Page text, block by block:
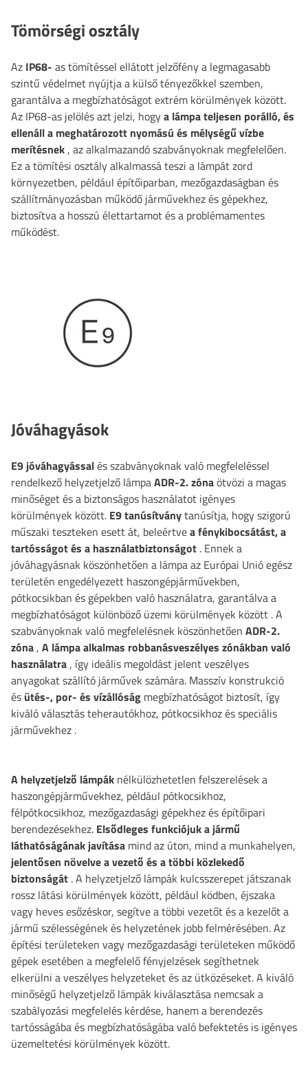
Tömörségi osztály
Az IP68- as tömítéssel ellátott jelzőfény a legmagasabb
szintű védelmet nyújtja a külső tényezőkkel szemben,
garantálva a megbízhatóságot extrém körülmények között.
Az IP68-as jelölés azt jelzi, hogya lámpa teljesen porálló, és
ellenáll a meghatározott nyomású és mélységű vízbe
merítésnek, az alkalmazandó szabványoknak megfelelően.
Ez a tömítési osztály alkalmassá teszi a lámpát zord
környezetben, például építőiparban, mezőgazdaságban és
szállítmányozásban működő járművekhez és gépekhez,
biztosítva a hosszú élettartamot és a problémamentes
működést.
Jóváhagyások
E9 jóváhagyássalés szabványoknak való megfeleléssel
rendelkező helyzetjelző lámpaADR-2. zónaötvözi a magas
minőséget és a biztonságos használatot igényes
körülmények között. E9 tanúsítványtanúsítja, hogy szigorú
műszaki teszteken esett át, beleértvea fénykibocsátást, a
tartósságot és a használatbiztonságot . Ennek a
jóváhagyásnak köszönhetően a lámpa az Európai Unió egész
területén engedélyezett haszongépjárművekben,
pótkocsikban és gépekben való használatra, garantálva a
megbízhatóságot különböző üzemi körülmények között . A
szabványoknak való megfelelésnek köszönhetően ADR-2.
zóna, A lámpa alkalmas robbanásveszélyes zónákban való
használatra, így ideális megoldást jelent veszélyes
anyagokat szállító járművek számára. Masszív konstrukció
és ütés-, por- és vízállóság megbízhatóságot biztosít, így
kiváló választás teherautókhoz, pótkocsikhoz és speciális
járművekhez .
A helyzetjelző lámpák nélkülözhetetlen felszerelések a
haszongépjárművekhez, például pótkocsikhoz,
félpótkocsikhoz, mezőgazdasági gépekhez és építőipari
berendezésekhez. Elsődleges funkciójuk a jármű
láthatóságának javítása mind az úton, mind a munkahelyen,
jelentősen növelve a vezető és a többi közlekedő
biztonságát . A helyzetjelző lámpák kulcsszerepet játszanak
rossz látási körülmények között, például ködben, éjszaka
vagy heves esőzéskor, segítve a többi vezetőt és a kezelőt a
jármű szélességének és helyzetének jobb felmérésében. Az
építési területeken vagy mezőgazdasági területeken működő
gépek esetében a megfelelő fényjelzések segíthetnek
elkerülni a veszélyes helyzeteket és az ütközéseket. A kiváló
minőségű helyzetjelző lámpák kiválasztása nemcsak a
szabályozási megfelelés kérdése, hanem a berendezés
tartósságába és megbízhatóságába való befektetés is igényes
üzemeltetési körülmények között.